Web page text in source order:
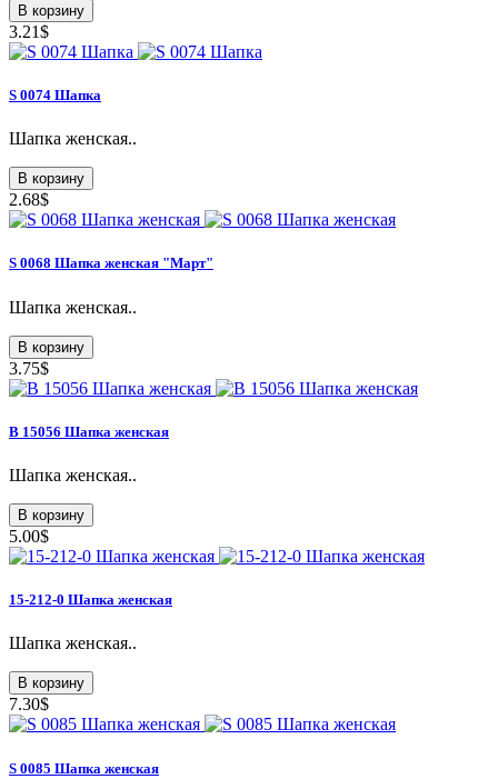
В корзину
3.21$
S 0074 Шапка
Шапка женская..
В корзину
2.68$
S 0068 Шапка женская "Март"
Шапка женская..
В корзину
3.75$
В 15056 Шапка женская
Шапка женская..
В корзину
5.00$
15-212-0 Шапка женская
Шапка женская..
В корзину
7.30$
S 0085 Шапка женская